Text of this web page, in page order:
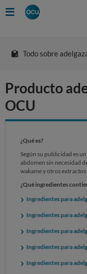
to
Todo sobre
Producto
OCU
¿Qué es?
Según su publicidad es
abdomen sin necesidad
wakame y otros extractos
¿Qué ingredientes
Ingredientes para
Ingredientes para
Ingredientes para
Ingredientes para
Ingredientes para